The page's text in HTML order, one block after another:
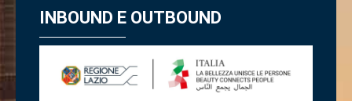
INBOUND E OUTBOUND